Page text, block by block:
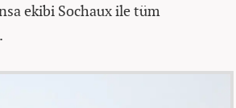
ekibi Sochaux ile tüm